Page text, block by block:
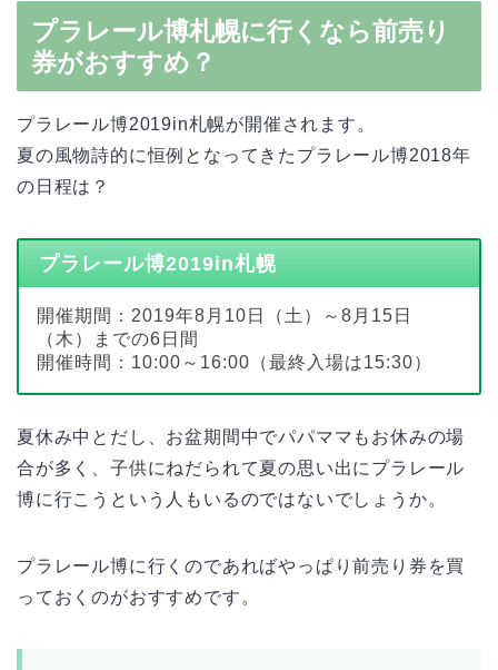
プラレール博札幌に行くなら前売り
券がおすすめ？
プラレール博2019in札幌が開催されます。
夏の風物詩的に恒例となってきたプラレール博2018年
の日程は？
プラレール博2019in札幌
開催期間：2019年8月10日（土）～8月15日
（木）までの6日間
開催時間：10:00～16:00（最終入場は15:30）
夏休み中とだし、お盆期間中でパパママもお休みの場
合が多く、子供にねだられて夏の思い出にプラレール
博に行こうという人もいるのではないでしょうか。
プラレール博に行くのであればやっぱり前売り券を買
っておくのがおすすめです。